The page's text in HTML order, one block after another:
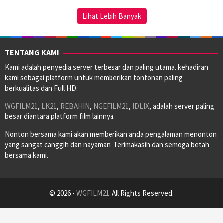
Lihat Lebih Banyak
TENTANG KAMI
Kami adalah penyedia server terbesar dan paling utama. kehadiran
kami sebagai platform untuk memberikan tontonan paling
berkualitas dan Full HD.
WGFILM21, LK21, REBAHIN, NGEFILM21, IDLIX, adalah server paling
besar diantara platform film lainnya.
Nonton bersama kami akan memberikan anda pengalaman menonton
yang sangat canggih dan nayaman. Terimakasih dan semoga betah
bersama kami.
© 2026 - WGFILM21. All Rights Reserved.